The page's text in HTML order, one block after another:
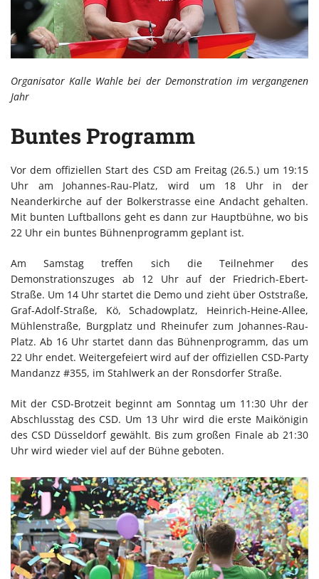
Organisator Kalle Wahle bei der Demonstration im vergangenen
Jahr
Buntes Programm
Vor dem offiziellen Start des CSD am Freitag (26.5.) um 19:15
Uhr am Johannes-Rau-Platz, wird um 18 Uhr in der
Neanderkirche auf der Bolkerstrasse eine Andacht gehalten.
Mit bunten Luftballons geht es dann zur Hauptbühne, wo bis
22 Uhr ein buntes Bühnenprogramm geplant ist.
Am Samstag treffen sich die Teilnehmer des
Demonstrationszuges ab 12 Uhr auf der Friedrich-Ebert-
Straße. Um 14 Uhr startet die Demo und zieht über Oststraße,
Graf-Adolf-Straße, Kö, Schadowplatz, Heinrich-Heine-Allee,
Mühlenstraße, Burgplatz und Rheinufer zum Johannes-Rau-
Platz. Ab 16 Uhr startet dann das Bühnenprogramm, das um
22 Uhr endet. Weitergefeiert wird auf der offiziellen CSD-Party
Mandanzz #355, im Stahlwerk an der Ronsdorfer Straße.
Mit der CSD-Brotzeit beginnt am Sonntag um 11:30 Uhr der
Abschlusstag des CSD. Um 13 Uhr wird die erste Maikönigin
des CSD Düsseldorf gewählt. Bis zum großen Finale ab 21:30
Uhr wird wieder viel auf der Bühne geboten.